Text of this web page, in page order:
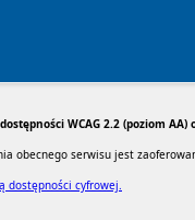
WCAG 2.2 (poziom
obecnego serwisu jest
dostępności cyfrowej.